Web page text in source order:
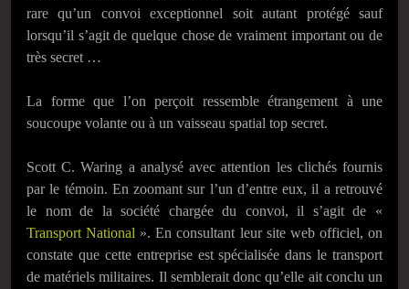
rare qu’un convoi exceptionnel soit autant protégé sauf
lorsqu’il s’agit de quelque chose de vraiment important ou de
très secret …
La forme que l’on perçoit ressemble étrangement à une
soucoupe volante ou à un vaisseau spatial top secret.
Scott C. Waring a analysé avec attention les clichés fournis
par le témoin. En zoomant sur l’un d’entre eux, il a retrouvé
le nom de la société chargée du convoi, il s’agit de «
Transport National ». En consultant leur site web officiel, on
constate que cette entreprise est spécialisée dans le transport
de matériels militaires. Il semblerait donc qu’elle ait conclu un